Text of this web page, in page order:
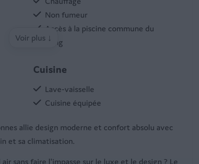
Non fumeur
Accès à la piscine commune du
camping
Cuisine
Lave-vaisselle
Cuisine équipée
congélateur
Machine à café
Micro-onde
Voir plus ↓
allie design moderne et confort absolu avec
et sa climatisation.
sans faire l'impasse sur le luxe et le design ? Le